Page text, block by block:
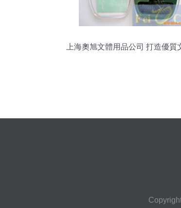
上海奧旭文體用品公司 打造優質